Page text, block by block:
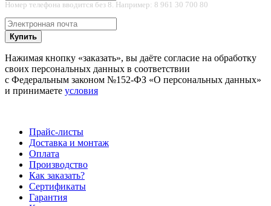
Номер телефона вводится без 8. Например: 8 961 30 700 80
Купить
Нажимая кнопку «заказать», вы даёте согласие на обработку
своих персональных данных в соответствии
с Федеральным законом №152-ФЗ «О персональных данных»
и принимаете условия
Прайс-листы
Доставка и монтаж
Оплата
Производство
Как заказать?
Сертификаты
Гарантия